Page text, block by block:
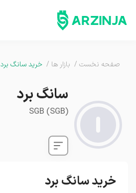
صفحه نخست / بازار ها / خرید سانگ برد
سانگ برد
SGB (SGB)
خرید سانگ برد